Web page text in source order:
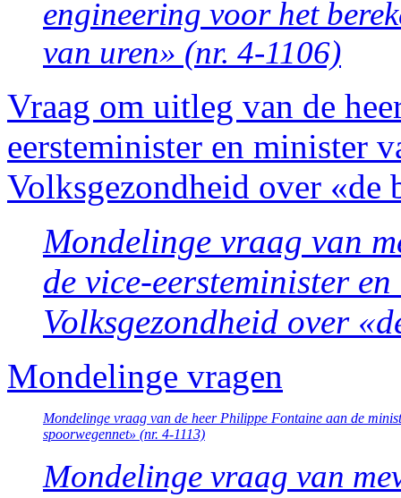
engineering voor het
van uren» (nr. 4-1106)
Vraag om uitleg van de
eersteminister en minister
Volksgezondheid over
Mondelinge vraag van
de vice-eersteminister
Volksgezondheid over
Mondelinge vragen
Mondelinge vraag van de heer Philippe Fontaine aan de
spoorwegennet» (nr. 4-1113)
Mondelinge vraag van